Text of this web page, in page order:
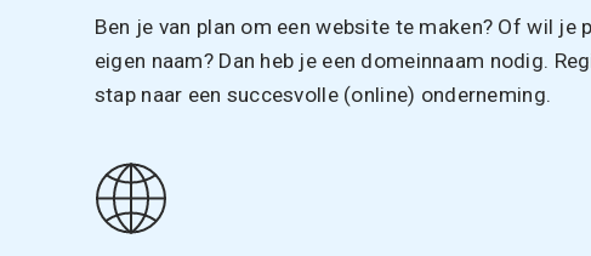
Ben je van plan om een website te maken? Of wil je
eigen naam? Dan heb je een domeinnaam nodig.
stap naar een succesvolle (online) onderneming.